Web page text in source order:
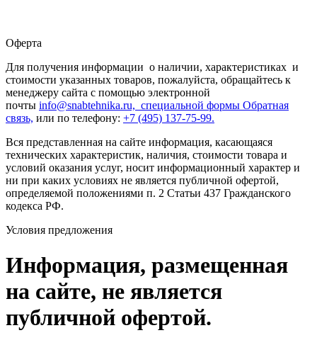
Оферта
Для получения информации о наличии, характеристиках и
стоимости указанных товаров, пожалуйста, обращайтесь к
менеджеру сайта с помощью электронной
почты info@snabtehnika.ru, специальной формы Обратная
связь, или по телефону: +7 (495) 137-75-99.
Вся представленная на сайте информация, касающаяся
технических характеристик, наличия, стоимости товара и
условий оказания услуг, носит информационный характер и
ни при каких условиях не является публичной офертой,
определяемой положениями п. 2 Статьи 437 Гражданского
кодекса РФ.
Условия предложения
Информация, размещенная
на сайте, не является
публичной офертой.